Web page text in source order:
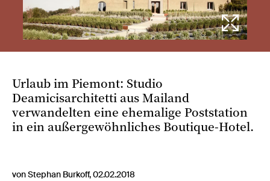
Urlaub im Piemont: Studio
Deamicisarchitetti aus Mailand
verwandelten eine ehemalige Poststation
in ein außergewöhnliches Boutique-Hotel.
von Stephan Burkoff, 02.02.2018